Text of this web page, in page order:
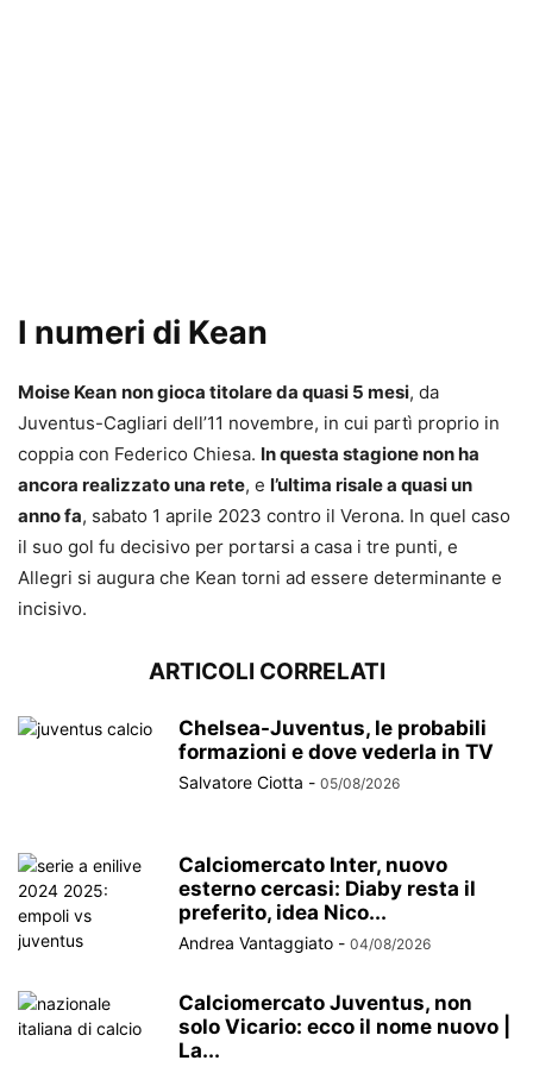
I numeri di Kean
Moise Kean non gioca titolare da quasi 5 mesi, da
Juventus-Cagliari dell’11 novembre, in cui partì proprio in
coppia con Federico Chiesa. In questa stagione non ha
ancora realizzato una rete, e l’ultima risale a quasi un
anno fa, sabato 1 aprile 2023 contro il Verona. In quel caso
il suo gol fu decisivo per portarsi a casa i tre punti, e
Allegri si augura che Kean torni ad essere determinante e
incisivo.
ARTICOLI CORRELATI
Chelsea-Juventus, le probabili
formazioni e dove vederla in TV
Salvatore Ciotta - 05/08/2026
Calciomercato Inter, nuovo
esterno cercasi: Diaby resta il
preferito, idea Nico...
Andrea Vantaggiato - 04/08/2026
Calciomercato Juventus, non
solo Vicario: ecco il nome nuovo |
La...